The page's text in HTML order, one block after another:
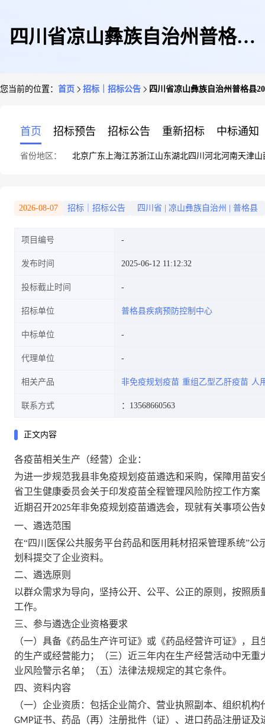
四川省凉山彝族自治州普格县
您当前的位置： 首页 招标｜招标公告 四川省凉山彝族自治州普格县
首页 招标预告 招标公告 重新招标 中标通知
省份地区： 北京广东 上海江苏浙江山东湖北四川 河北河南天津山
2026-08-07 招标｜招标公告 四川省 凉山彝族自治州 普格县
项目编号
发布时间 2025-06-12 11:12:32
投标截止时间
招标单位 普格县疾病预防控制中心
中标单位
代理单位
相关产品 非免疫规划疫苗 重组乙型乙肝疫苗 人
联系方式 ：13568660563
正文内容
各疫苗相关生产（经营）企业：
为进一步规范我县非免疫规划疫苗遴选和采购，保障用苗
省卫生健康委员会关于印发疫苗全程管理风险防控工作方案
近期召开2025年非免疫规划疫苗遴选会，现就有关事项公告
一、 遴选范围
在“四川医保公共服务平台药品和医用耗材招采管理系统”
划科提交了企业资料。
二、遴选原则
以群众需求为导向，坚持公开、公平、公正的原则，按照
工作。
三、参与遴选企业资格要求
（一）具备《药品生产许可证》或《药品经营许可证》，
的生产或经营能力；（三）近三年内在生产经营活动中无
业风险警示名单；（五）法律法规规定的其它条件。
四、资料内容
（一）企业资质：包括企业简介、营业执照副本、组织机
GMP证书、药品（再）注册批件（证）、进口药品注册证